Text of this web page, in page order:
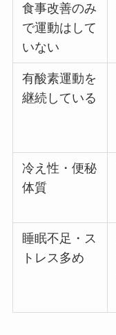
食事改善のみ
で運動はして
いない
有酸素運動を
継続している
冷え性・便秘
体質
睡眠不足・ス
トレス多め